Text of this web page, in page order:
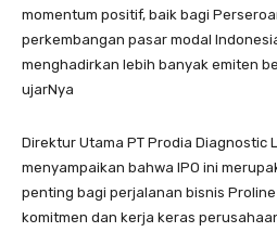
momentum positif, baik bagi
perkembangan pasar modal
menghadirkan lebih banyak emiten
ujarNya
Direktur Utama PT Prodia Diagnostic
menyampaikan bahwa IPO ini
penting bagi perjalanan bisnis
komitmen dan kerja keras